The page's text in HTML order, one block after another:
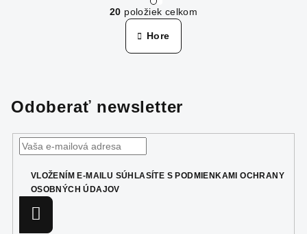
v
l
i
v
á
k
o
i
20 položiek celkom
Hore
Odoberať newsletter
VLOŽENÍM E-MAILU SÚHLASÍTE S PODMIENKAMI OCHRANY
OSOBNÝCH ÚDAJOV